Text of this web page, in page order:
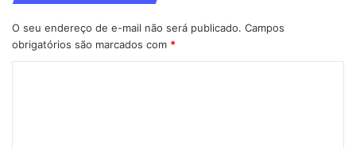
O seu endereço de e-mail não será publicado. Campos
obrigatórios são marcados com *